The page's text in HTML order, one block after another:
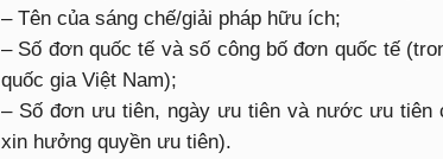
– Tên của sáng chế/giải pháp hữu ích;
– Số đơn quốc tế và số công bố đơn quốc tế
quốc gia Việt Nam);
– Số đơn ưu tiên, ngày ưu tiên và nước ưu
xin hưởng quyền ưu tiên).